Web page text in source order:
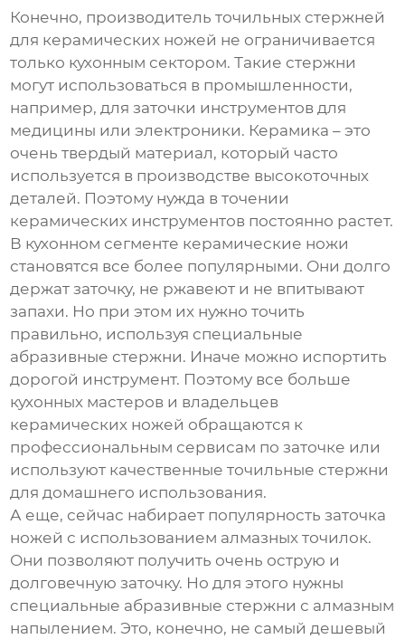
Конечно, производитель точильных стержней
для керамических ножей не ограничивается
только кухонным сектором. Такие стержни
могут использоваться в промышленности,
например, для заточки инструментов для
медицины или электроники. Керамика – это
очень твердый материал, который часто
используется в производстве высокоточных
деталей. Поэтому нужда в точении
керамических инструментов постоянно растет.
В кухонном сегменте керамические ножи
становятся все более популярными. Они долго
держат заточку, не ржавеют и не впитывают
запахи. Но при этом их нужно точить
правильно, используя специальные
абразивные стержни. Иначе можно испортить
дорогой инструмент. Поэтому все больше
кухонных мастеров и владельцев
керамических ножей обращаются к
профессиональным сервисам по заточке или
используют качественные точильные стержни
для домашнего использования.
А еще, сейчас набирает популярность заточка
ножей с использованием алмазных точилок.
Они позволяют получить очень острую и
долговечную заточку. Но для этого нужны
специальные абразивные стержни с алмазным
напылением. Это, конечно, не самый дешевый